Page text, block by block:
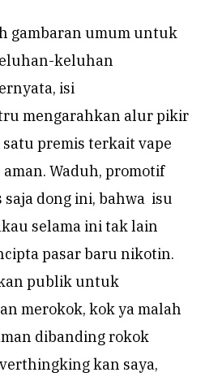
gambaran umum untuk
keluhan
isi
mengarahkan alur pikir
premis terkait vape
Waduh, promotif
saja dong ini, bahwa isu
selama ini tak lain
pasar baru nikotin.
publik untuk
merokok, kok ya malah
dibanding rokok
kan saya,